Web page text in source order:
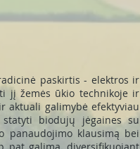
paskirtis - elektros ir
jį žemės ūkio technikoje ir
aktuali galimybė efektyviau
biodujų jėgaines su
panaudojimo klausimą bei